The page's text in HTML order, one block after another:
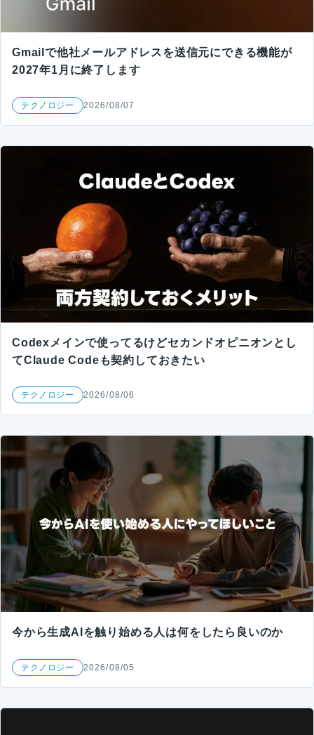
Gmailで他社メールアドレスを送信元にできる機能が
2027年1月に終了します
テクノロジー 2026/08/07
Codexメインで使ってるけどセカンドオピニオンとし
てClaude Codeも契約しておきたい
テクノロジー 2026/08/06
今から生成AIを触り始める人は何をしたら良いのか
テクノロジー 2026/08/05